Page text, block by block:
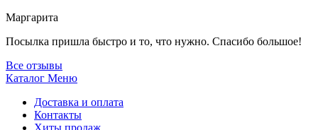
Маргарита
Посылка пришла быстро и то, что нужно. Спасибо большое!
Все отзывы
Каталог Меню
Доставка и оплата
Контакты
Хиты продаж